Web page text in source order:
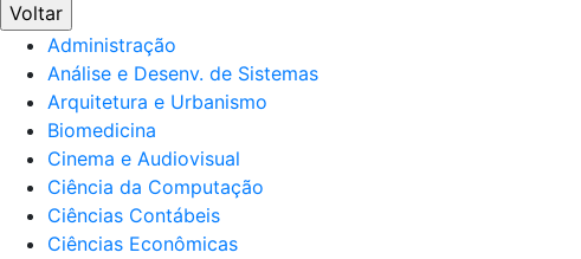
Voltar
Administração
Análise e Desenv. de Sistemas
Arquitetura e Urbanismo
Biomedicina
Cinema e Audiovisual
Ciência da Computação
Ciências Contábeis
Ciências Econômicas